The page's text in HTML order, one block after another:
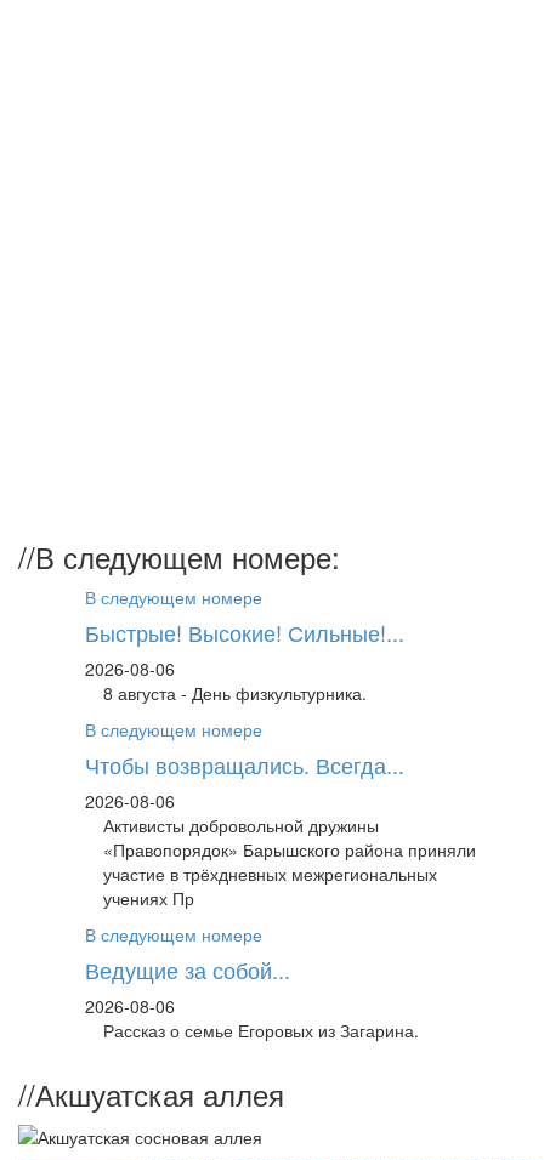
//В следующем номере:
В следующем номере
Быстрые! Высокие! Сильные!...
2026-08-06
8 августа - День физкультурника.
В следующем номере
Чтобы возвращались. Всегда...
2026-08-06
Активисты добровольной дружины
«Правопорядок» Барышского района приняли
участие в трёхдневных межрегиональных
учениях Пр
В следующем номере
Ведущие за собой...
2026-08-06
Рассказ о семье Егоровых из Загарина.
//Акшуатская аллея